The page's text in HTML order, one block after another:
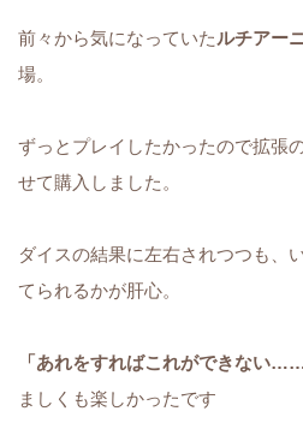
前々から気になっていたルチアー
場。
ずっとプレイしたかったので拡張
せて購入しました。
ダイスの結果に左右されつつも、
てられるかが肝心。
「あれをすればこれができない……
ましくも楽しかったです